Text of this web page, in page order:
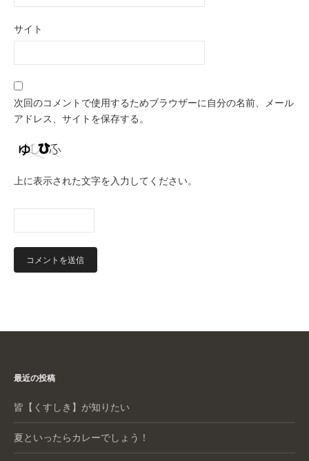
サイト
次回のコメントで使用するためブラウザーに自分の名前、メール
アドレス、サイトを保存する。
上に表示された文字を入力してください。
最近の投稿
皆【くすしき】が知りたい
夏といったらカレーでしょう！